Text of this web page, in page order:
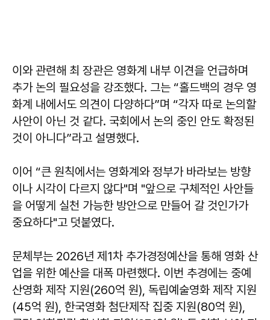
이와 관련해 최 장관은 영화계 내부 이견을 언급하며
추가 논의 필요성을 강조했다. 그는 “홀드백의 경우 영
화계 내에서도 의견이 다양하다”며 “각자 따로 논의할
사안이 아닌 것 같다. 국회에서 논의 중인 안도 확정된
것이 아니다”라고 설명했다.
이어 “큰 원칙에서는 영화계와 정부가 바라보는 방향
이나 시각이 다르지 않다"며 "앞으로 구체적인 사안들
을 어떻게 실천 가능한 방안으로 만들어 갈 것인가가
중요하다"고 덧붙였다.
문체부는 2026년 제1차 추가경정예산을 통해 영화 산
업을 위한 예산을 대폭 마련했다. 이번 추경에는 중예
산영화 제작 지원(260억 원), 독립예술영화 제작 지원
(45억 원), 한국영화 첨단제작 집중 지원(80억 원),